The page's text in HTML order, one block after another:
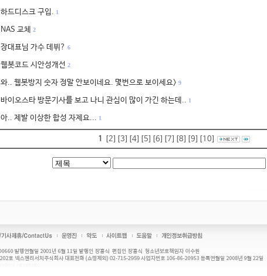
하드디스크 구입. 1
NAS 교체 2
장대표님 가수 데뷔? 6
웹봇코드 시안성개선 2
와.. 웹봇방지 숫자 정말 안보이네요. 몇번으로 보이세요> 9
바이오스타 방문기사를 보고 나니 관심이 많이 가긴 하는데.. 1
아.. 제발 이상한 합성 자제요... 1
1 [2] [3] [4] [5] [6] [7] [8] [9] [10]